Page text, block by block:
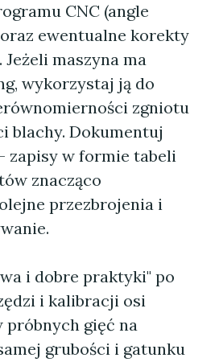
CNC (angle
ewentualne korekty
maszyna ma
wykorzystaj ją do
zgniotu
blachy. Dokumentuj
zapisy w formie tabeli
znacząco
przezbrojenia i
i dobre praktyki" po
i kalibracji osi
próbnych gięć na
grubości i gatunku